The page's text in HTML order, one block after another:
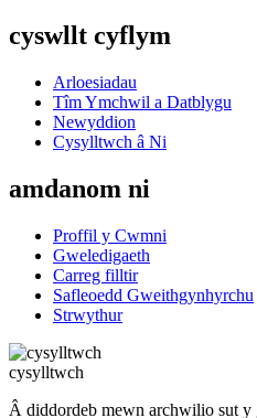
cyswllt cyflym
Arloesiadau
Tîm Ymchwil a Datblygu
Newyddion
Cysylltwch â Ni
amdanom ni
Proffil y Cwmni
Gweledigaeth
Carreg filltir
Safleoedd Gweithgynhyrchu
Strwythur
cysylltwch
Â diddordeb mewn archwilio sut y